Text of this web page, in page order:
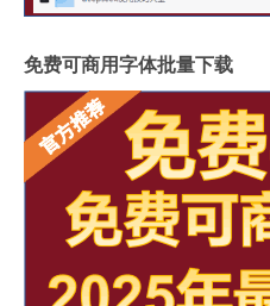
免费可商用字体批量下载